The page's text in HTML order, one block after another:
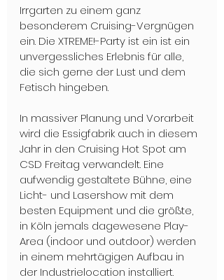
Irrgarten zu einem ganz
besonderem Cruising-Vergnügen
ein. Die XTREME!-Party ist ein ist ein
unvergessliches Erlebnis für alle,
die sich gerne der Lust und dem
Fetisch hingeben.
In massiver Planung und Vorarbeit
wird die Essigfabrik auch in diesem
Jahr in den Cruising Hot Spot am
CSD Freitag verwandelt. Eine
aufwendig gestaltete Bühne, eine
Licht- und Lasershow mit dem
besten Equipment und die größte,
in Köln jemals dagewesene Play-
Area (indoor und outdoor) werden
in einem mehrtägigen Aufbau in
der Industrielocation installiert.